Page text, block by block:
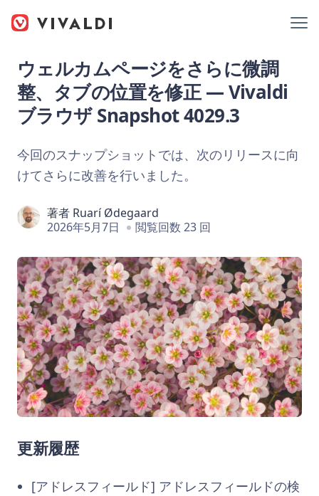
ウェルカムページをさらに微調
整、タブの位置を修正 — Vivaldi
ブラウザ Snapshot 4029.3
今回のスナップショットでは、次のリリースに向
けてさらに改善を行いました。
著者 Ruarí Ødegaard
2026年5月7日
閲覧回数 23 回
更新履歴
[アドレスフィールド] アドレスフィールドの検